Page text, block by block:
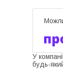
У
будь-